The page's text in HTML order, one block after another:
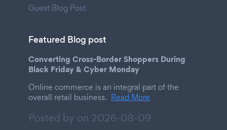
Guest Blog Post
Featured Blog post
Converting Cross-Border Shoppers During
Black Friday & Cyber Monday
Online commerce is an integral part of the
overall retail business. Read More
Posted by on 2026-08-09